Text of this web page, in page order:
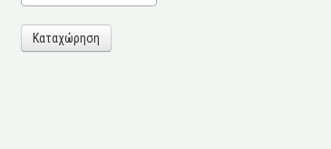
Καταχώρηση